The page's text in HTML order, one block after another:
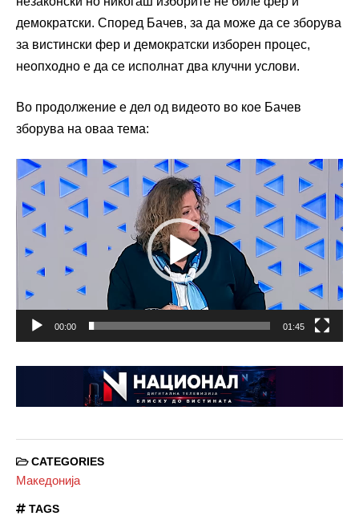
демократски. Според Бачев, за да може да се зборува
за вистински фер и демократски изборен процес,
неопходно е да се исполнат два клучни услови.
Во продолжение е дел од видеото во кое Бачев
зборува на оваа тема:
Видео
плејер
00:00 01:45
CATEGORIES
Македонија
TAGS